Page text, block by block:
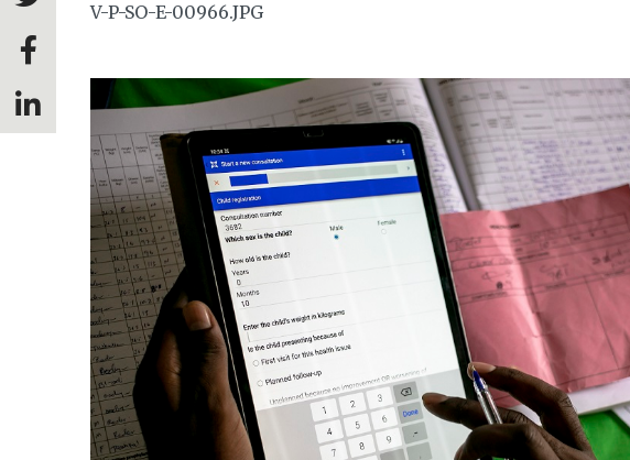
V-P-SO-E-00966.JPG